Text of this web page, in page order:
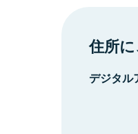
住所
デジタル